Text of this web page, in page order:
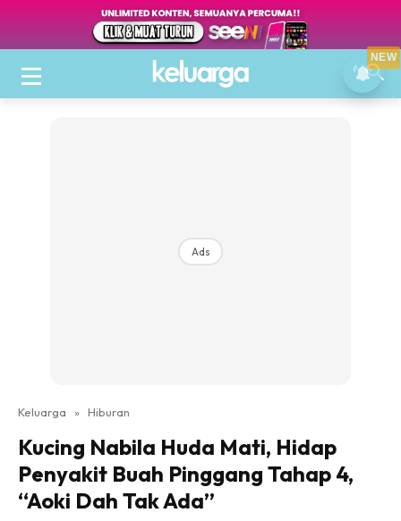
Ads
Keluarga » Hiburan
Kucing Nabila Huda Mati, Hidap
Penyakit Buah Pinggang Tahap 4,
“Aoki Dah Tak Ada”
NEW